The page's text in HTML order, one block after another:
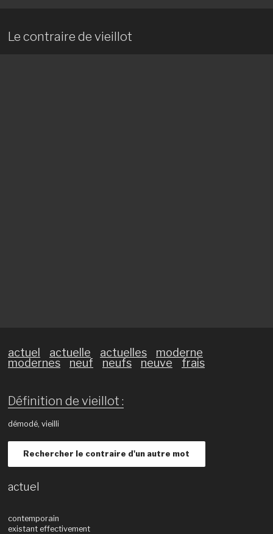
Le contraire de vieillot
actuel actuelle actuelles
moderne
modernes
neuf neufs neuve frais
Définition de vieillot :
démodé, vieilli
Rechercher le contraire d'un autre mot
actuel
contemporain
existant effectivement